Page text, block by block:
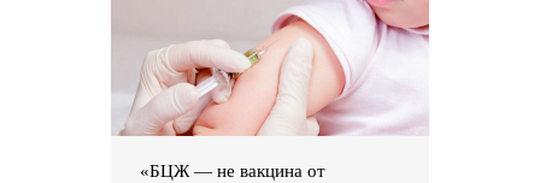
«БЦЖ — не вакцина от